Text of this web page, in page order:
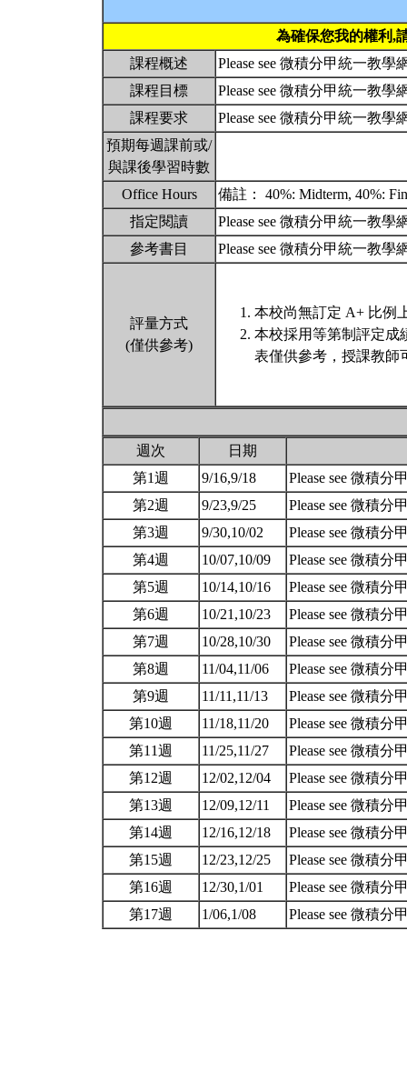
為確保您我的權利,
課程概述
Please see 微積分甲統一教學
課程目標
Please see 微積分甲統一教學
課程要求
Please see 微積分甲統一教學
預期每週課前或/
與課後學習時數
Office Hours
備註： 40%: Midterm, 40%:
指定閱讀
Please see 微積分甲統一教學
參考書目
Please see 微積分甲統一教學
評量方式
(僅供參考)
本校尚無訂定 A+ 比例
本校採用等第制評定成
表僅供參考，授課教師
週次
日期
第1週
9/16,9/18
Please see 微積分
第2週
9/23,9/25
Please see 微積分
第3週
9/30,10/02
Please see 微積分
第4週
10/07,10/09
Please see 微積分
第5週
10/14,10/16
Please see 微積分
第6週
10/21,10/23
Please see 微積分
第7週
10/28,10/30
Please see 微積分
第8週
11/04,11/06
Please see 微積分
第9週
11/11,11/13
Please see 微積分
第10週
11/18,11/20
Please see 微積分
第11週
11/25,11/27
Please see 微積分
第12週
12/02,12/04
Please see 微積分
第13週
12/09,12/11
Please see 微積分
第14週
12/16,12/18
Please see 微積分
第15週
12/23,12/25
Please see 微積分
第16週
12/30,1/01
Please see 微積分
第17週
1/06,1/08 Please see 微積分